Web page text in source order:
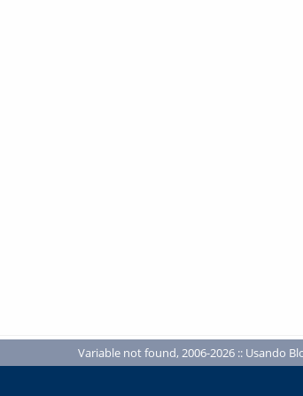
Variable not found, 2006-2026 :: Usando